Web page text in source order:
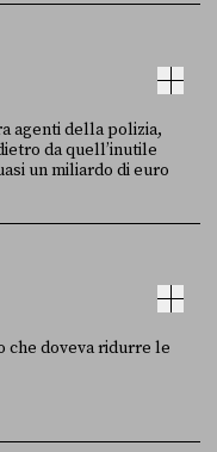
agenti della polizia,
da quell’inutile
un miliardo di euro
che doveva ridurre le